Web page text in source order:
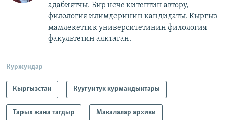
адабиятчы. Бир нече китептин автору,
филология илимдеринин кандидаты. Кыргыз
мамлекеттик университетинин филология
факультетин аяктаган.
Куржундар
Кыргызстан Куугунтук курмандыктары
Тарых жана тагдыр Макалалар архиви